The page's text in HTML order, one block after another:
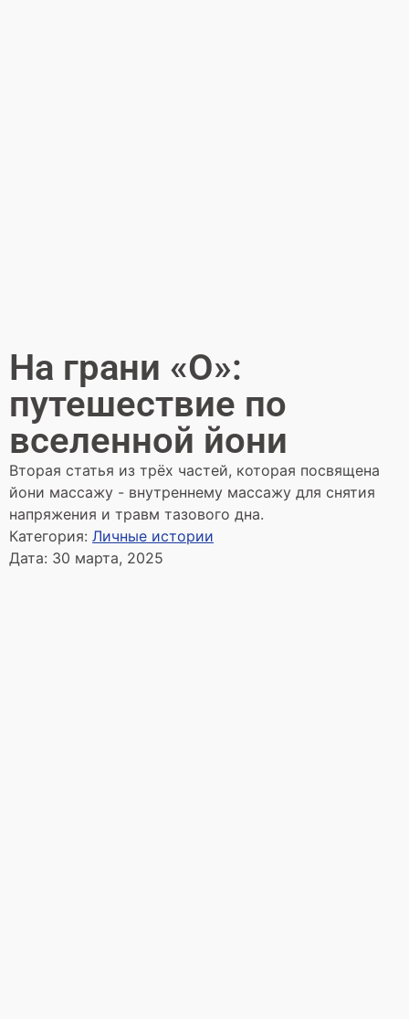
На грани «О»:
путешествие по
вселенной йони
Вторая статья из трёх частей, которая посвящена
йони массажу - внутреннему массажу для снятия
напряжения и травм тазового дна.
Категория: Личные истории
Дата: 30 марта, 2025